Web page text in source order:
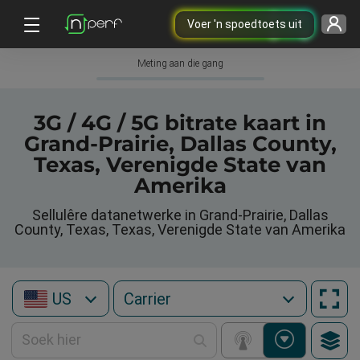
Voer 'n spoedtoets uit
Meting aan die gang
3G / 4G / 5G bitrate kaart in
Grand-Prairie, Dallas County,
Texas, Verenigde State van
Amerika
Sellulêre datanetwerke in Grand-Prairie, Dallas
County, Texas, Texas, Verenigde State van Amerika
US